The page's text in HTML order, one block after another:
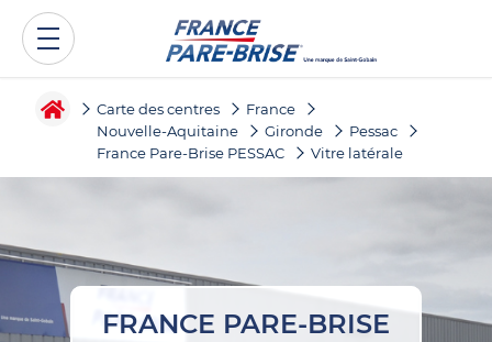
Carte des centres
France
Nouvelle-Aquitaine
Gironde
Pessac
France Pare-Brise PESSAC
Vitre latérale
FRANCE PARE-BRISE